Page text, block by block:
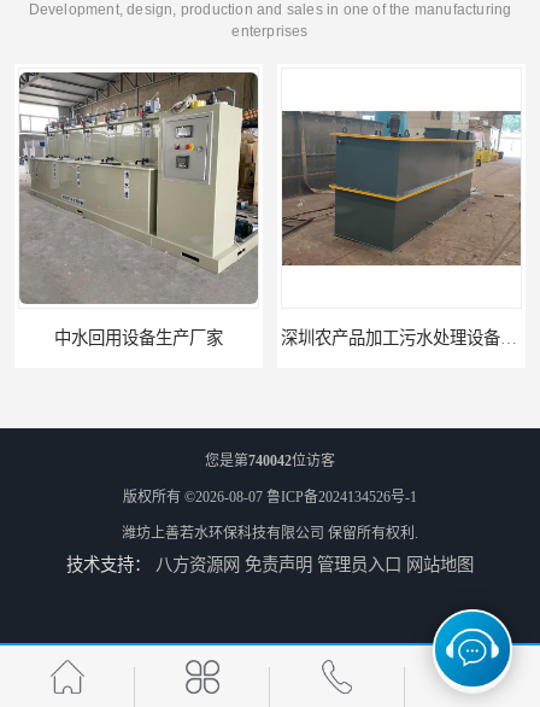
Development, design, production and sales in one of the manufacturing
enterprises
中水回用设备生产厂家 深圳农产品加工污水处理设备厂家
深圳豆制品加工污水处理设备厂家 广州长沙体检中心污水处理设备厂家
您是第740042位访客
版权所有 ©2026-08-07 鲁ICP备2024134526号-1
潍坊上善若水环保科技有限公司 保留所有权利.
技术支持： 八方资源网 免责声明 管理员入口 网站地图